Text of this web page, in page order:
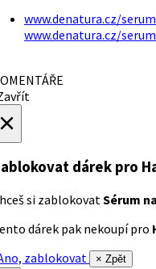
www.denatura.cz/
www.denatura.cz/
dárek pro
si zablokovatSérum
dárek pak nekoupí pro
zablokovat
× Zpět